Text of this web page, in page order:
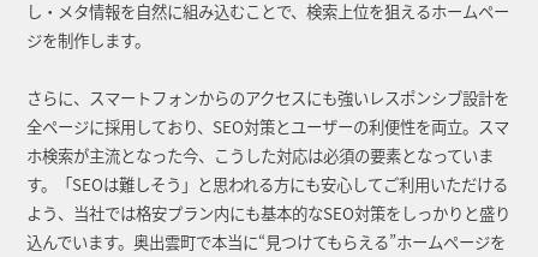
し・メタ情報を自然に組み込むことで、検索上位を狙えるホームペー
ジを制作します。
さらに、スマートフォンからのアクセスにも強いレスポンシブ設計を
全ページに採用しており、SEO対策とユーザーの利便性を両立。スマ
ホ検索が主流となった今、こうした対応は必須の要素となっていま
す。「SEOは難しそう」と思われる方にも安心してご利用いただける
よう、当社では格安プラン内にも基本的なSEO対策をしっかりと盛り
込んでいます。奥出雲町で本当に“見つけてもらえる”ホームページを